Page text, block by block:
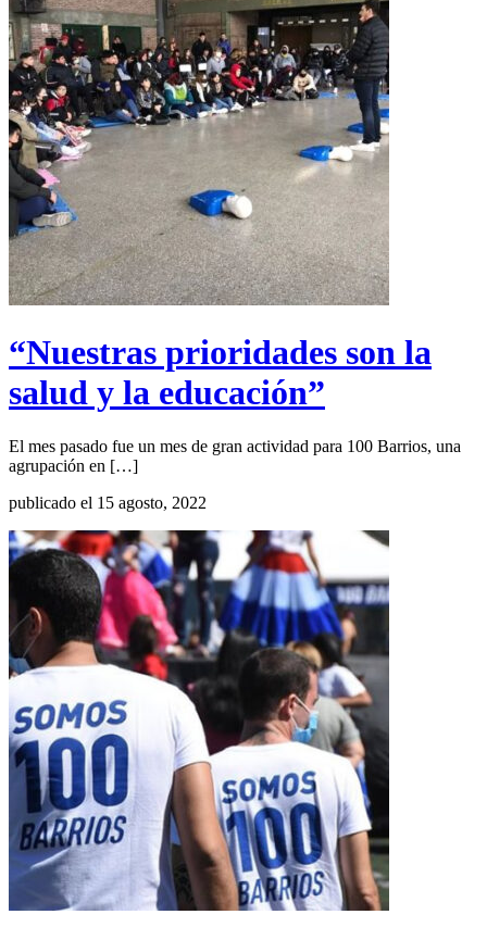
“Nuestras prioridades son la
salud y la educación”
El mes pasado fue un mes de gran actividad para 100 Barrios, una
agrupación en […]
publicado el 15 agosto, 2022